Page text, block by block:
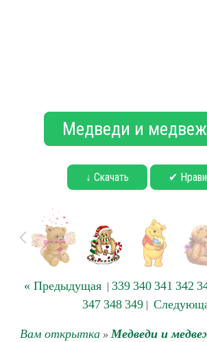
Медведи и
↓ Скачать ✔
« Предыдущая| 339 340 341 342
347 348 349 |
Вам открытка » Медведи и